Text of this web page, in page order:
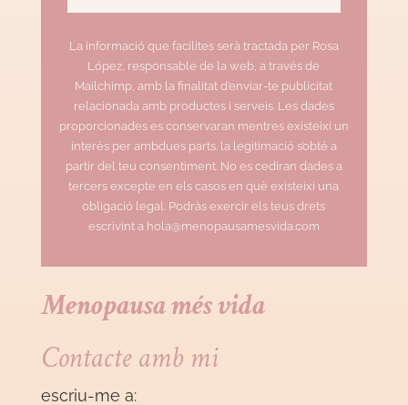
La informació que facilites serà tractada per Rosa
López, responsable de la web, a través de
Mailchimp, amb la finalitat d’enviar-te publicitat
relacionada amb productes i serveis. Les dades
proporcionades es conservaran mentres existeixi un
interès per ambdues parts. la legitimació s’obté a
partir del teu consentiment. No es cediran dades a
tercers excepte en els casos en què existeixi una
obligació legal. Podràs exercir els teus drets
escrivint a hola@menopausamesvida.com
Menopausa més vida
Contacte amb mi
escriu-me a: